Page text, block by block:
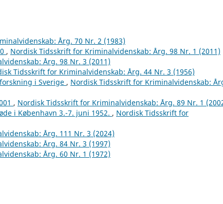
Årg. 70 Nr. 2 (1983)
, Nordisk Tidsskrift for Kriminalvidenskab: Årg. 98 Nr. 1 (2011)
Årg. 98 Nr. 3 (2011)
Tidsskrift for Kriminalvidenskab: Årg. 44 Nr. 3 (1956)
i Sverige , Nordisk Tidsskrift for Kriminalvidenskab:
, Nordisk Tidsskrift for Kriminalvidenskab: Årg. 89 Nr. 1
i København 3.-7. juni 1952. , Nordisk Tidsskrift for
Årg. 111 Nr. 3 (2024)
Årg. 84 Nr. 3 (1997)
Årg. 60 Nr. 1 (1972)